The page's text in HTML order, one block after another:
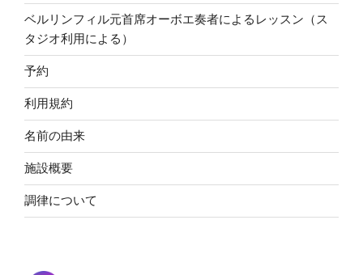
ベルリンフィル元首席オーボエ奏者によるレッスン（ス
タジオ利用による）
予約
利用規約
名前の由来
施設概要
調律について